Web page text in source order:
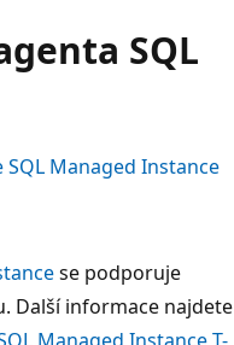
SQL
SQL Managed Instance
se podporuje
Další informace najdete
Managed Instance T-